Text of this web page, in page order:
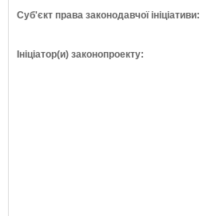
Суб'єкт права законодавчої ініціативи:
Ініціатор(и) законопроекту: